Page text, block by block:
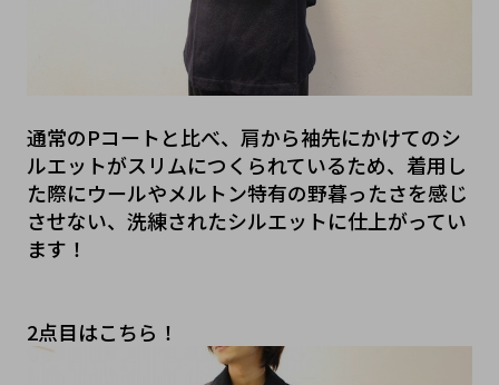
通常のPコートと比べ、肩から袖先にかけてのシ
ルエットがスリムにつくられているため、着用し
た際にウールやメルトン特有の野暮ったさを感じ
させない、洗練されたシルエットに仕上がってい
ます！
2点目はこちら！